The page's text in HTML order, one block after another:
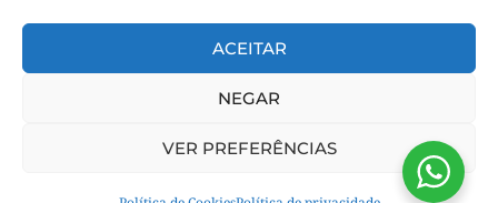
ACEITAR
NEGAR
VER PREFERÊNCIAS
NOSSA VOZ
Tudo começa com uma boa conversa.
Manda um alô!